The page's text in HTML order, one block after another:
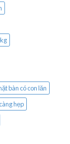
bàn có con lăn
hẹp